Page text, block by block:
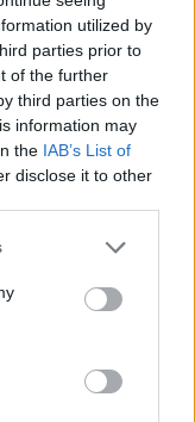
utilized by
parties prior to
of the further
third parties on the
information may
the IAB’s List of
disclose it to other